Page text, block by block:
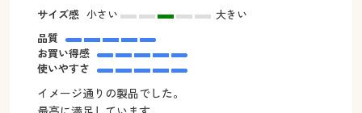
サイズ感 小さい
大きい
品質
お買い得感
使いやすさ
イメージ通りの製品でした。